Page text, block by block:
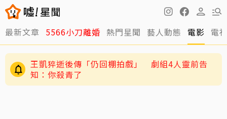
最新文章 5566小刀離婚 熱門星聞 藝人動態 電影 電
王凱猝逝後傳「仍回棚拍戲」 劇組4人靈前告
知：你殺青了